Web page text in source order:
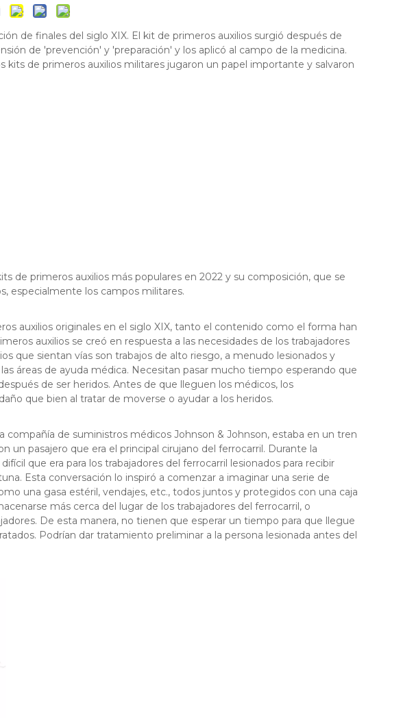
de finales del siglo XIX. El kit de primeros auxilios surgió después de
de 'prevención' y 'preparación' y los aplicó al campo de la medicina.
kits de primeros auxilios militares jugaron un papel importante y salvaron
de primeros auxilios más populares en 2022 y su composición, que se
especialmente los campos militares.
auxilios originales en el siglo XIX, tanto el contenido como el forma han
auxilios se creó en respuesta a las necesidades de los trabajadores
que sientan vías son trabajos de alto riesgo, a menudo lesionados y
áreas de ayuda médica. Necesitan pasar mucho tiempo esperando que
de ser heridos. Antes de que lleguen los médicos, los
que bien al tratar de moverse o ayudar a los heridos.
compañía de suministros médicos Johnson & Johnson, estaba en un tren
un pasajero que era el principal cirujano del ferrocarril. Durante la
que era para los trabajadores del ferrocarril lesionados para recibir
Esta conversación lo inspiró a comenzar a imaginar una serie de
una gasa estéril, vendajes, etc., todos juntos y protegidos con una caja
más cerca del lugar de los trabajadores del ferrocarril, o
De esta manera, no tienen que esperar un tiempo para que llegue
Podrían dar tratamiento preliminar a la persona lesionada antes del